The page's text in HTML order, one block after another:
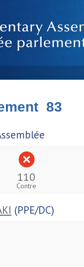
83
110
Contre
(PPE/DC)